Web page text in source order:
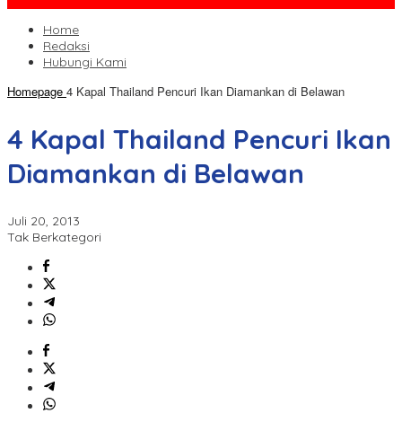
Home
Redaksi
Hubungi Kami
Homepage 4 Kapal Thailand Pencuri Ikan Diamankan di Belawan
4 Kapal Thailand Pencuri Ikan
Diamankan di Belawan
Juli 20, 2013
Tak Berkategori